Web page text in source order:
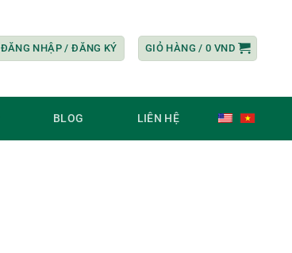
ĐĂNG NHẬP / ĐĂNG KÝ GIỎ HÀNG /0 VND
BLOG LIÊN HỆ